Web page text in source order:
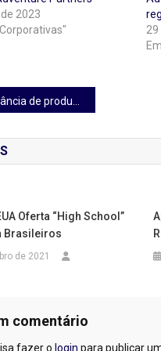
2023
29
no momento da extração e armazenamento do leite materno
Oferta “High School”
Brasileiros
de 2021
comentário
fazer o login para publicar